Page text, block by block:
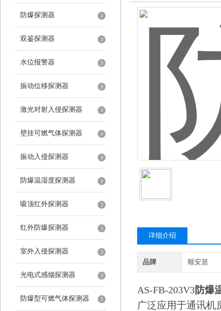
防爆探测器
双鉴探测器
水位报警器
振动位移探测器
激光对射入侵探测器
壁挂可燃气体探测器
振动入侵探测器
防爆温湿度探测器
吸顶红外探测器
红外防爆探测器
室外入侵探测器
光电式感烟探测器
防爆型可燃气体探测器
详细介绍
品牌 顺安居
AS-FB-203V3防爆
广泛应用于通讯机